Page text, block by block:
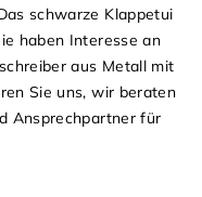
schwarze Klappetui
haben Interesse an
aus Metall mit
Sie uns, wir beraten
Ansprechpartner für